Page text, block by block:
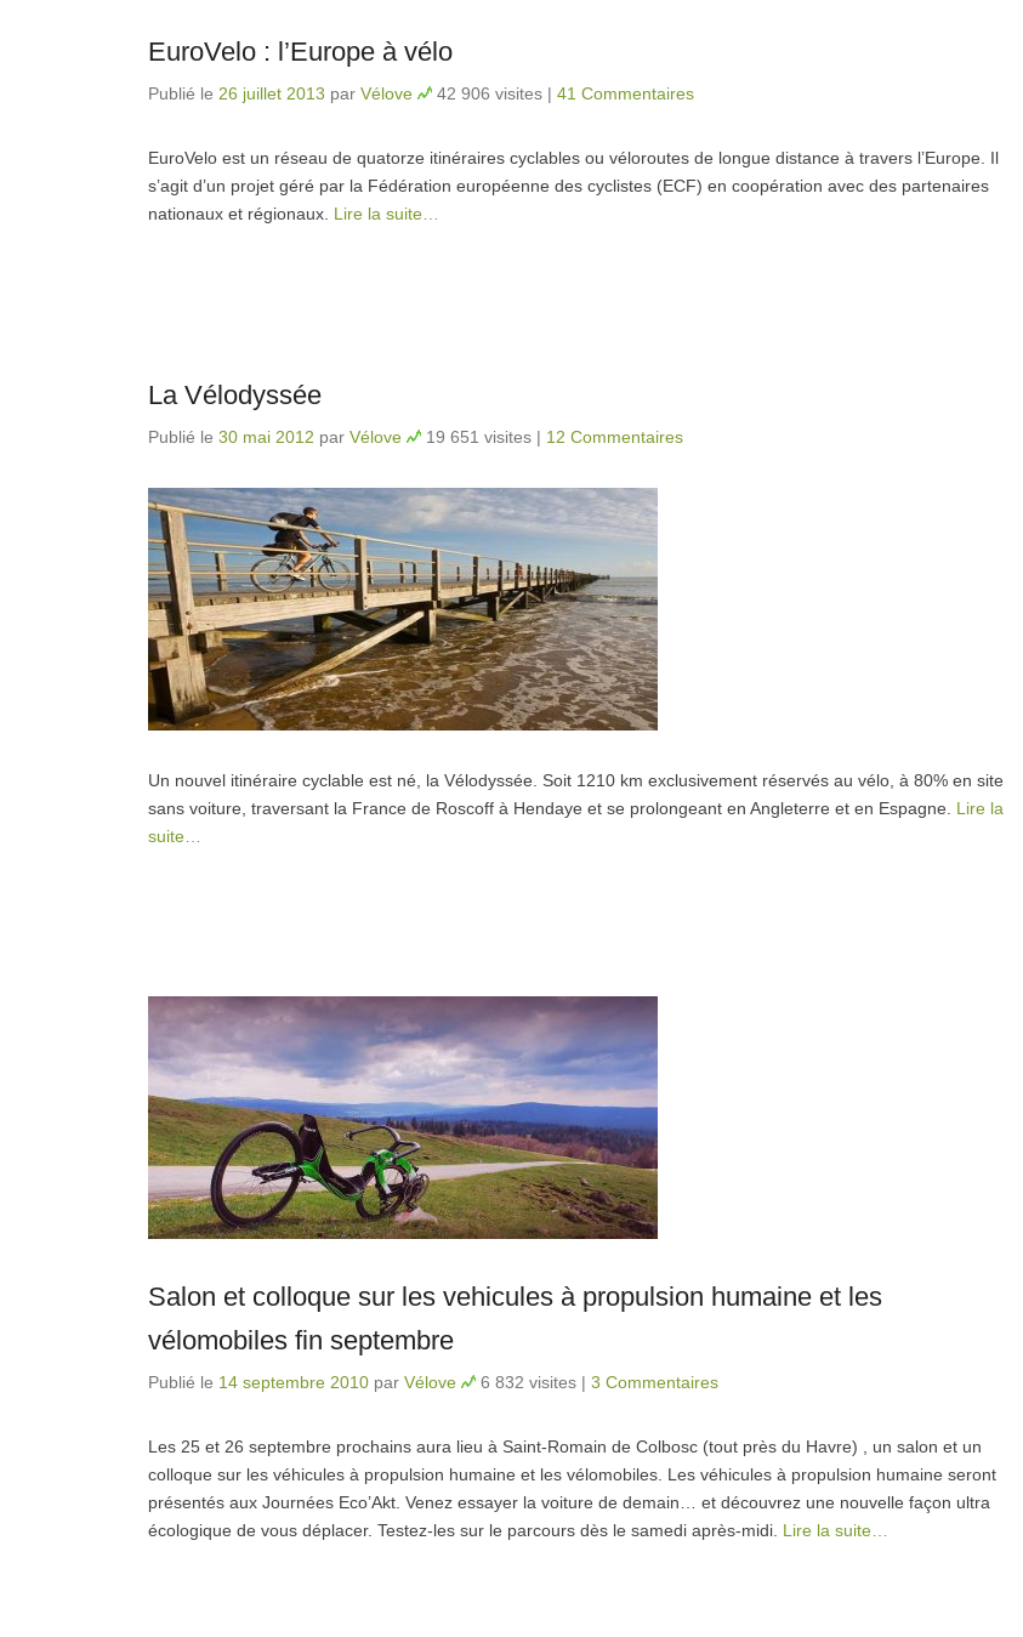
EuroVelo : l’Europe à vélo
Publié le 26 juillet 2013 par Vélove 42 906 visites | 41 Commentaires
EuroVelo est un réseau de quatorze itinéraires cyclables ou véloroutes de longue distance à travers l’Europe. Il
s’agit d’un projet géré par la Fédération européenne des cyclistes (ECF) en coopération avec des partenaires
nationaux et régionaux. Lire la suite…
La Vélodyssée
Publié le 30 mai 2012 par Vélove 19 651 visites | 12 Commentaires
Un nouvel itinéraire cyclable est né, la Vélodyssée. Soit 1210 km exclusivement réservés au vélo, à 80% en site
sans voiture, traversant la France de Roscoff à Hendaye et se prolongeant en Angleterre et en Espagne. Lire la
suite…
Salon et colloque sur les vehicules à propulsion humaine et les
vélomobiles fin septembre
Publié le 14 septembre 2010 par Vélove 6 832 visites | 3 Commentaires
Les 25 et 26 septembre prochains aura lieu à Saint-Romain de Colbosc (tout près du Havre) , un salon et un
colloque sur les véhicules à propulsion humaine et les vélomobiles. Les véhicules à propulsion humaine seront
présentés aux Journées Eco’Akt. Venez essayer la voiture de demain… et découvrez une nouvelle façon ultra
écologique de vous déplacer. Testez-les sur le parcours dès le samedi après-midi. Lire la suite…